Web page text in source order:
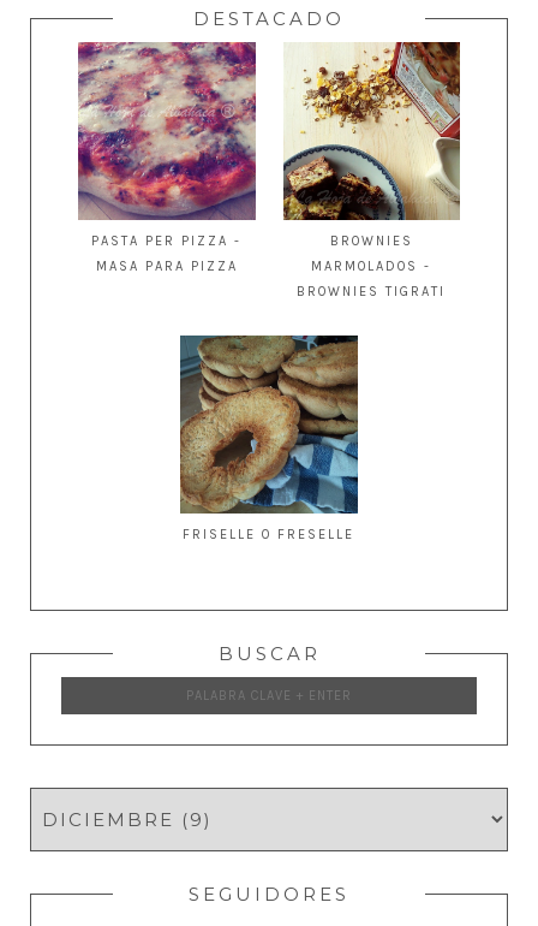
DESTACADO
PASTA PER PIZZA -
MASA PARA PIZZA
BROWNIES
MARMOLADOS -
BROWNIES TIGRATI
FRISELLE O FRESELLE
BUSCAR
SEGUIDORES